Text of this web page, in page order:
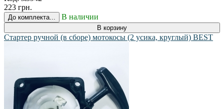
223 грн.
До комплекта... В наличии
В корзину
Стартер ручной (в сборе) мотокосы (2 усика, круглый) BEST